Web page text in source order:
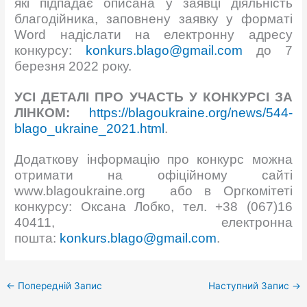
які підпадає описана у заявці діяльність
благодійника, заповнену заявку у форматі
Word надіслати на електронну адресу
конкурсу:
konkurs.blago@gmail.com до 7
березня 2022 року.
УСІ ДЕТАЛІ ПРО УЧАСТЬ У КОНКУРСІ ЗА
ЛІНКОМ:
https://blagoukraine.org/news/544-
blago_ukraine_2021.html.
Додаткову інформацію про конкурс можна
отримати на офіційному сайті
www.blagoukraine.org або в Оргкомітеті
конкурсу: Оксана Лобко, тел. +38 (067)16
40411, електронна
пошта: konkurs.blago@gmail.com.
← Попередній Запис Наступний Запис →